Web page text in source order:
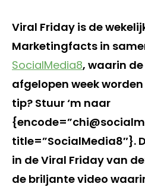
Viral Friday is de
Marketingfacts in
SocialMedia8, waarin
afgelopen week
tip? Stuur ‘m naar
title=”SocialMedia8″}.
in de Viral Friday van
de briljante video